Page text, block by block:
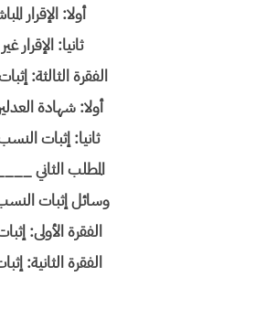
أولا:
ثانيا:
الفقرة الثالثة:
أولا: شهادة
ثانيا: إثبات
المطلب
وسائل إثبات
الفقرة
الفقرة